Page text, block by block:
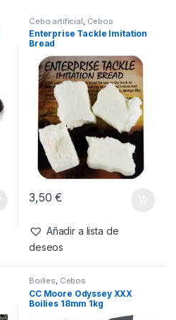
Cebo artificial Cebos
Enterprise Tackle Imitation
Bread
3,50€
Añadir a lista de
deseos
Boilies, Cebos
CC Moore Odyssey XXX
Boilies 18mm 1kg